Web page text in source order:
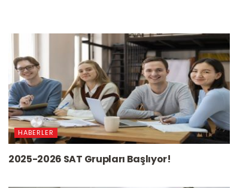
HABERLER
2025-2026 SAT Grupları Başlıyor!